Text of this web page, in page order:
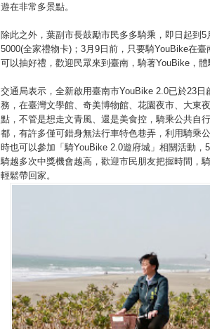
遊在非常多景點。
除此之外，葉副市長鼓勵市民多多騎乘，即日起到
5000(全家禮物卡)；3月9日前，只要騎YouBike在
可以抽好禮，歡迎民眾來到臺南，騎著YouBike，體
交通局表示，全新啟用臺南市YouBike 2.0已於23
務，在臺灣文學館、奇美博物館、花園夜市、大東
點，不管是想走文青風、還是美食控，騎乘公共自
都，有許多僅可錯身無法行車特色巷弄，利用騎乘
時也可以參加「騎YouBike 2.0遊府城」相關活動，
騎越多次中獎機會越高，歡迎市民朋友把握時間，
輕鬆帶回家。